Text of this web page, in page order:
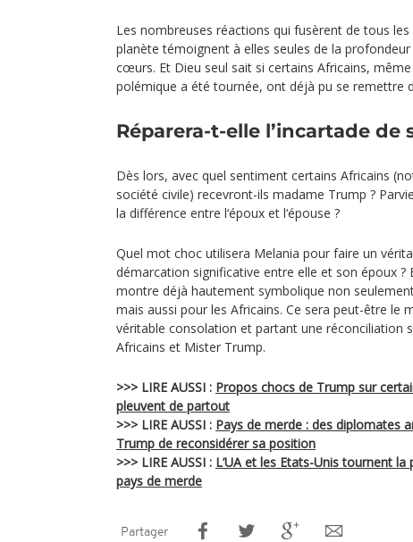
Les nombreuses réactions qui fusèrent de tous
planète témoignent à elles seules de la
cœurs. Et Dieu seul sait si certains Africains,
polémique a été tournée, ont déjà pu se remettre
Réparera-t-elle l’incartade de
Dès lors, avec quel sentiment certains Africains
société civile) recevront-ils madame Trump ?
la différence entre l‘époux et l‘épouse ?
Quel mot choc utilisera Melania pour faire un
démarcation significative entre elle et son époux ?
montre déjà hautement symbolique non
mais aussi pour les Africains. Ce sera peut-être le
véritable consolation et partant une réconciliation
Africains et Mister Trump.
>>> LIRE AUSSI : Propos chocs de Trump sur
pleuvent de partout
>>> LIRE AUSSI : Pays de merde : des diplomates
Trump de reconsidérer sa position
>>> LIRE AUSSI : L’UA et les Etats-Unis tournent
pays de merde
Partager